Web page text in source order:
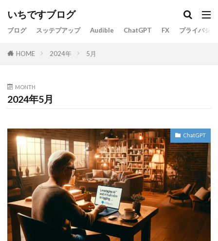
いちですブログ
ブログ スッテプアップ Audible ChatGPT FX プライバシ
HOME 2024年 5月
MONTH
2024年5月
ChatGPT